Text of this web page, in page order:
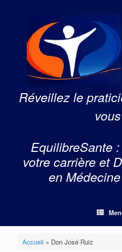
Réveillez le
EquilibreSante
votre carrière et
en
Accueil » Don José Ruiz